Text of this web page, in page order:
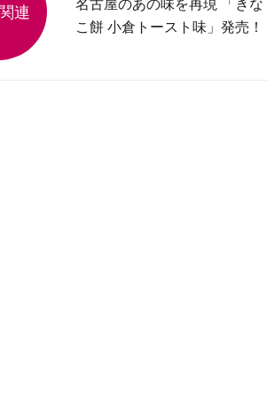
名古屋のあの味を再現 「きな
こ餅 小倉トースト味」発売！